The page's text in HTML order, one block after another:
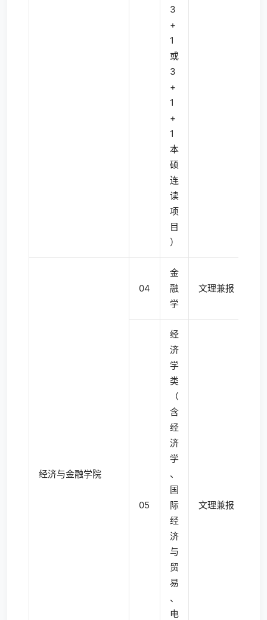
3
+
1
或
3
+
1
+
1
本
硕
连
读
项
目
）
经济与金融学院
04
金
融
学
文理兼报
05
经
济
学
类
（
含
经
济
学
、
国
际
经
济
与
贸
易
、
电
文理兼报